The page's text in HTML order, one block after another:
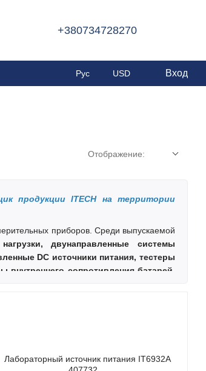
+380734728270
Рус USD Вход
Отображение:
продукции ITECH на территории
приборов. Среди выпускаемой
двунаправленные системы
DC источники питания, тестеры
сопротивления батарей,